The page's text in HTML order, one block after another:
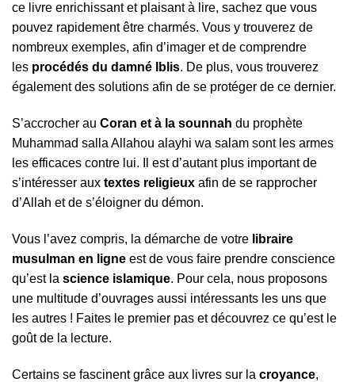
ce livre enrichissant et plaisant à lire, sachez que vous
pouvez rapidement être charmés. Vous y trouverez de
nombreux exemples, afin d’imager et de comprendre
les procédés du damné Iblis. De plus, vous trouverez
également des solutions afin de se protéger de ce dernier.
S’accrocher au Coran et à la sounnah du prophète
Muhammad salla Allahou alayhi wa salam sont les armes
les efficaces contre lui. Il est d’autant plus important de
s’intéresser aux textes religieux afin de se rapprocher
d’Allah et de s’éloigner du démon.
Vous l’avez compris, la démarche de votre libraire
musulman en ligne est de vous faire prendre conscience
qu’est la science islamique. Pour cela, nous proposons
une multitude d’ouvrages aussi intéressants les uns que
les autres ! Faites le premier pas et découvrez ce qu’est le
goût de la lecture.
Certains se fascinent grâce aux livres sur la croyance,